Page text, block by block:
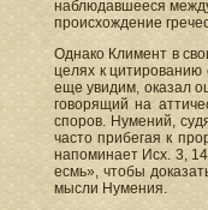
наблюдавшееся
происхождение
Однако Климент в
целях к
еще увидим, оказал
говорящий на
споров. Нумений,
часто прибегая к
напоминает Исх. 3,
есмь», чтобы
мысли Нумения.